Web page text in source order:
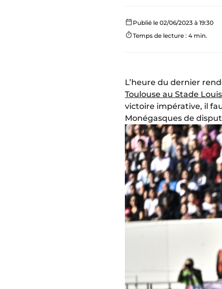
Publié le 02/06/2023 à 19:30
Temps de lecture : 4 min.
L’heure du dernier
Toulouse au Stade
victoire impérative, il
Monégasques de